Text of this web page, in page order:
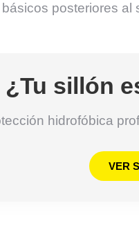
posteriores al
¿Tu sillón
hidrofóbica
VER